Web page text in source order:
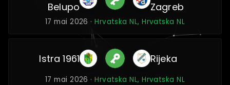
Belupo
Zagreb
17 mai 2026 ·Hrvatska NL, Hrvatska NL
Istra 1961 Rijeka
17 mai 2026 ·Hrvatska NL, Hrvatska NL